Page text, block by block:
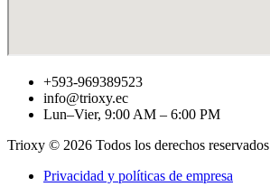
+593-969389523
info@trioxy.ec
Lun–Vier, 9:00 AM – 6:00 PM
Trioxy © 2026 Todos los derechos reservados
Privacidad y políticas de empresa